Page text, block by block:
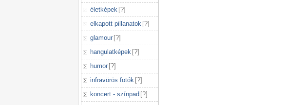
életképek [?]
elkapott pillanatok [?]
glamour [?]
hangulatképek [?]
humor [?]
infravörös fotók [?]
koncert - színpad [?]